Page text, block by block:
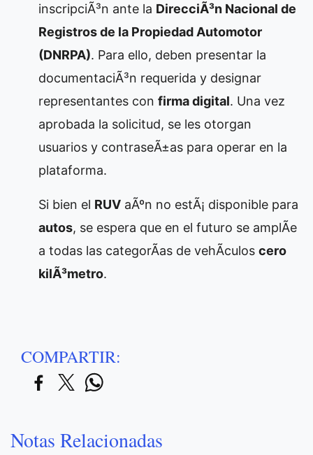
inscripciÃ³n ante la DirecciÃ³n Nacional de
Registros de la Propiedad Automotor
(DNRPA). Para ello, deben presentar la
documentaciÃ³n requerida y designar
representantes con firma digital. Una vez
aprobada la solicitud, se les otorgan
usuarios y contraseÃ±as para operar en la
plataforma.
Si bien el RUV aÃºn no estÃ¡ disponible para
autos, se espera que en el futuro se amplÃ­e
a todas las categorÃ­as de vehÃ­culos cero
kilÃ³metro.
COMPARTIR:
Notas Relacionadas